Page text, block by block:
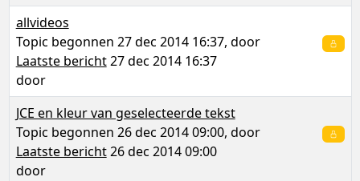
allvideos
Topic begonnen 27 dec 2014 16:37, door
Laatste bericht27 dec 2014 16:37
door
JCE en kleur van geselecteerde tekst
Topic begonnen 26 dec 2014 09:00, door
Laatste bericht26 dec 2014 09:00
door